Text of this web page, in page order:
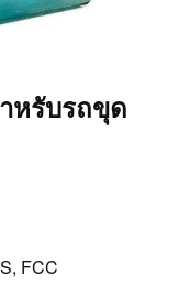
หรับรถขุด
FCC